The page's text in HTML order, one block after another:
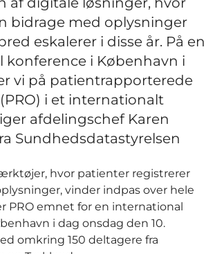
bidrage med oplysninger
eskalerer i disse år. På en
konference i København i
vi på patientrapporterede
i et internationalt
afdelingschef Karen
Sundhedsdatastyrelsen
hvor patienter registrerer
vinder indpas over hele
PRO emnet for en international
i dag onsdag den 10.
omkring 150 deltagere fra